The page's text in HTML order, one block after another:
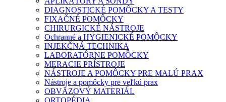
DIAGNOSTICKÉ POMÔCKY A TESTY
FIXAČNÉ POMÔCKY
CHIRURGICKÉ NÁSTROJE
Ochranné a HYGIENICKÉ POMÔCKY
INJEKČNÁ TECHNIKA
LABORATÓRNE POMÔCKY
MERACIE PRÍSTROJE
NÁSTROJE A POMÔCKY PRE MALÚ PRAX
Nástroje a pomôcky pre veľkú prax
OBVÄZOVÝ MATERIÁL
ORTOPÉDIA